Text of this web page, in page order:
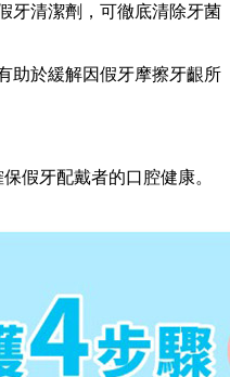
牙清潔劑，可徹底清除牙菌
助於緩解因假牙摩擦牙齦所
假牙配戴者的口腔健康。